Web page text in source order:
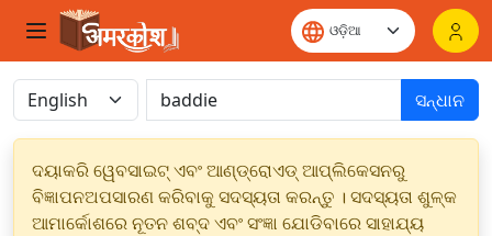
ସନ୍ଧାନ
ଦୟାକରି ୱେବସାଇଟ୍ ଏବଂ ଆଣ୍ଡ୍ରୋଏଡ୍ ଆପ୍ଲିକେସନରୁ
ବିଜ୍ଞାପନଅପସାରଣ କରିବାକୁ ସଦସ୍ୟତା କରନ୍ତୁ । ସଦସ୍ୟତା ଶୁଳ୍କ
ଆମାର୍କୋଶରେ ନୂତନ ଶବ୍ଦ ଏବଂ ସଂଜ୍ଞା ଯୋଡିବାରେ ସାହାଯ୍ୟ